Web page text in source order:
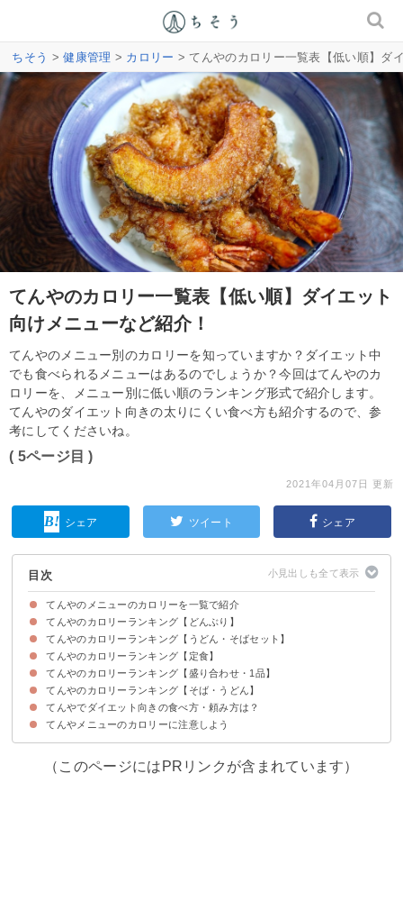
ちそう >健康管理 > カロリー > てんやのカロリー一覧表【低い順】ダ
てんやのカロリー一覧表【低い順】ダイエット
向けメニューなど紹介！
てんやのメニュー別のカロリーを知っていますか？ダイエット中
でも食べられるメニューはあるのでしょうか？今回はてんやのカ
ロリーを、メニュー別に低い順のランキング形式で紹介します。
てんやのダイエット向きの太りにくい食べ方も紹介するので、参
考にしてくださいね。
( 5ページ目 )
2021年04月07日 更新
シェア ツイート シェア
目次
てんやのメニューのカロリーを一覧で紹介
てんやのカロリーランキング【どんぶり】
上天丼（715kcal/650円)
野菜天丼（819kcal/560円)
華味鳥天丼（948kcal/690円)
てんやのカロリーランキング【うどん・そばセット】
上天丼そばセット(1044kcal/1000円)
野菜天丼そばセット(1148kcal/910円)
オールスター天丼そばセット(1174kcal/1100円)
てんやのカロリーランキング【定食】
上天ぷら定食(734kcal/840円)
野菜天ぷら定食(838kcal/750円)
天ぷら定食(754kcal/690円)
てんやのカロリーランキング【盛り合わせ・1品】
いか（71kcal/100円）
いんげん(29kcal/70円)
野菜天盛り合わせ(411kcal/440円)
てんやのカロリーランキング【そば・うどん】
小うどん（232kcal/250円）
小そば(167kcal/250円)
てんやでダイエット向きの食べ方・頼み方は？
①ご飯を冷奴に変更する
②麺・ご飯を大盛にしない
③麺類をよく噛むよう意識する
てんやメニューのカロリーに注意しよう
（このページにはPRリンクが含まれています）